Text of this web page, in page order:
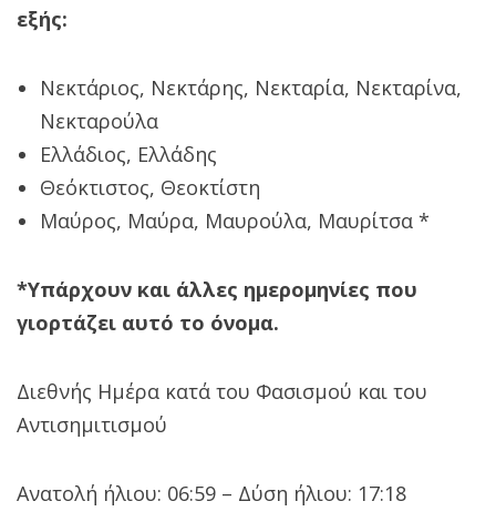
εξής:
Νεκτάριος, Νεκτάρης, Νεκταρία, Νεκταρίνα,
Νεκταρούλα
Ελλάδιος, Ελλάδης
Θεόκτιστος, Θεοκτίστη
Μαύρος, Μαύρα, Μαυρούλα, Μαυρίτσα *
*Υπάρχουν και άλλες ημερομηνίες που
γιορτάζει αυτό το όνομα.
Διεθνής Ημέρα κατά του Φασισμού και του
Αντισημιτισμού
Ανατολή ήλιου: 06:59 – Δύση ήλιου: 17:18